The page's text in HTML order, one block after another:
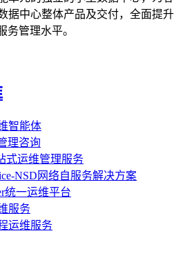
据中心整体产品及交付，全面提升
务管理水平。
智能体
理咨询
式运维管理服务
NSD网络自服务解决方案
统一运维平台
服务
运维服务